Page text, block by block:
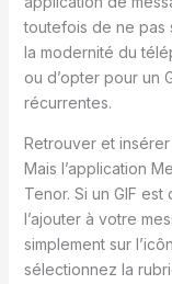
toutefois de ne pas
la modernité du
ou d’opter pour un
récurrentes.
Retrouver et
Mais l’application
Tenor. Si un GIF
l’ajouter à votre
simplement sur
sélectionnez la